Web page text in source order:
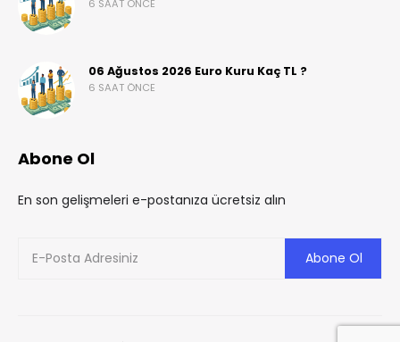
6 SAAT ÖNCE
06 Ağustos 2026 Euro Kuru Kaç TL ?
6 SAAT ÖNCE
Abone Ol
En son gelişmeleri e-postanıza ücretsiz alın